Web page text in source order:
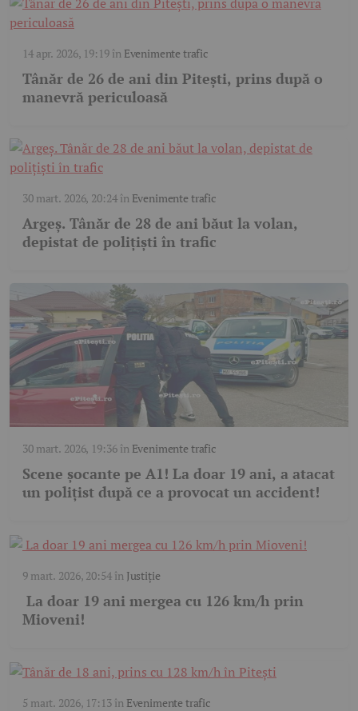
14 apr. 2026, 19:19în Evenimente trafic
Tânăr de 26 de ani din Pitești, prins după o
manevră periculoasă
30 mart. 2026, 20:24în Evenimente trafic
Argeș. Tânăr de 28 de ani băut la volan,
depistat de polițiști în trafic
30 mart. 2026, 19:36în Evenimente trafic
Scene șocante pe A1! La doar 19 ani, a atacat
un polițist după ce a provocat un accident!
9 mart. 2026, 20:54în Justiție
La doar 19 ani mergea cu 126 km/h prin
Mioveni!
5 mart. 2026, 17:13în Evenimente trafic